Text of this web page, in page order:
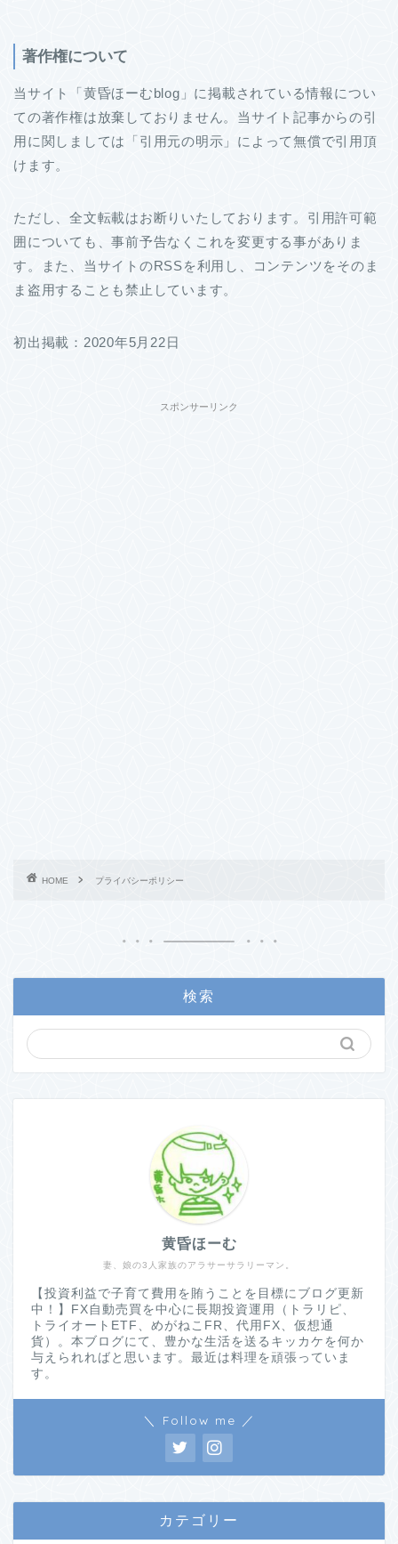
著作権について
当サイト「黄昏ほーむblog」に掲載されている情報につい
ての著作権は放棄しておりません。当サイト記事からの引
用に関しましては「引用元の明示」によって無償で引用頂
けます。
ただし、全文転載はお断りいたしております。引用許可範
囲についても、事前予告なくこれを変更する事がありま
す。また、当サイトのRSSを利用し、コンテンツをそのま
ま盗用することも禁止しています。
初出掲載：2020年5月22日
スポンサーリンク
HOME プライバシーポリシー
検索
妻、娘の3人家族のアラサーサラリーマン。
黄昏ほーむ
【投資利益で子育て費用を賄うことを目標にブログ更新
中！】FX自動売買を中心に長期投資運用（トラリピ、
トライオートETF、めがねこFR、代用FX、仮想通
貨）。本ブログにて、豊かな生活を送るキッカケを何か
与えられればと思います。最近は料理を頑張っていま
す。
＼ Follow me ／
カテゴリー